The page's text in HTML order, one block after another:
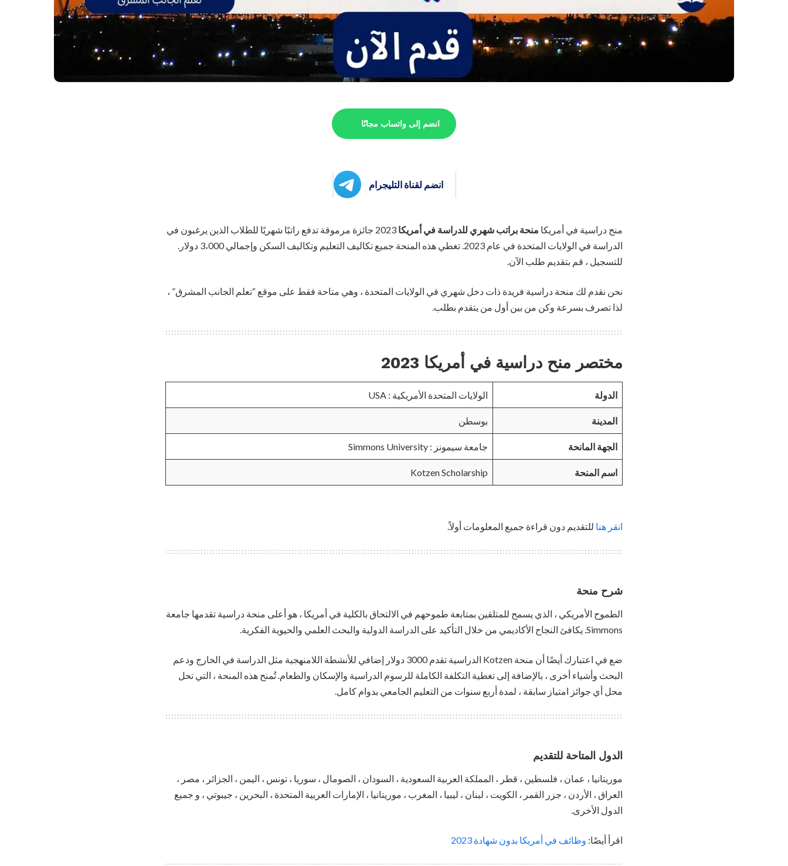
انضم إلى واتساب مجانًا
انضم لقناة التليجرام
منح دراسية في أمريكا منحة براتب شهري للدراسة في أمريكا
2023 جائزة مرموقة تدفع راتبًا شهريًا للطلاب الذين يرغبون في
الدراسة في الولايات المتحدة في عام 2023. تغطي هذه المنحة جميع تكاليف التعليم وتكاليف السكن وإجمالي 3،000 دولار.
للتسجيل ، قم بتقديم طلب الآن.
نحن نقدم لك منحة دراسية فريدة ذات دخل شهري في الولايات المتحدة ، وهي متاحة فقط على موقع “تعلم الجانب المشرق” ،
لذا تصرف بسرعة وكن من بين أول من يتقدم بطلب.
مختصر منح دراسية في أمريكا 2023
الدولة الولايات المتحدة الأمريكية : USA
المدينة بوسطن
الجهة المانحة جامعة سيمونز : Simmons University
اسم المنحة Kotzen Scholarship
انقر هنا للتقديم دون قراءة جميع المعلومات أولاً.
شرح منحة
الطموح الأمريكي ، الذي يسمح للمتلقين بمتابعة طموحهم في الالتحاق بالكلية في أمريكا ، هو أعلى منحة دراسية تقدمها جامعة
Simmons. يكافئ النجاح الأكاديمي من خلال التأكيد على الدراسة الدولية والبحث العلمي والحيوية الفكرية.
ضع في اعتبارك أيضًا أن منحة Kotzen الدراسية تقدم 3000 دولار إضافي للأنشطة اللامنهجية مثل الدراسة في الخارج ودعم
البحث وأشياء أخرى ، بالإضافة إلى تغطية التكلفة الكاملة للرسوم الدراسية والإسكان والطعام. تُمنح هذه المنحة ، التي تحل
محل أي جوائز امتياز سابقة ، لمدة أربع سنوات من التعليم الجامعي بدوام كامل.
الدول المتاحة للتقديم
موريتانيا ، عمان ، فلسطين ، قطر ، المملكة العربية السعودية ، السودان ، الصومال ، سوريا ، تونس ، اليمن ، الجزائر ، مصر ،
العراق ، الأردن ، جزر القمر ، الكويت ، لبنان ، ليبيا ، المغرب ، موريتانيا ، الإمارات العربية المتحدة ، البحرين ، جيبوتي ، و جميع
الدول الأخرى.
اقرأ أيضًا: وظائف في أمريكا بدون شهادة 2023